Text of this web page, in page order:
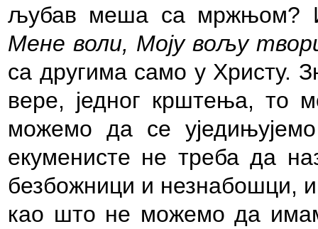
љубав меша са мржњом?
Мене воли, Моју вољу
са другима само у Христу.
вере, једног крштења, то
можемо да се
екуменисте не треба да
безбожници и незнабошци,
као што не можемо да